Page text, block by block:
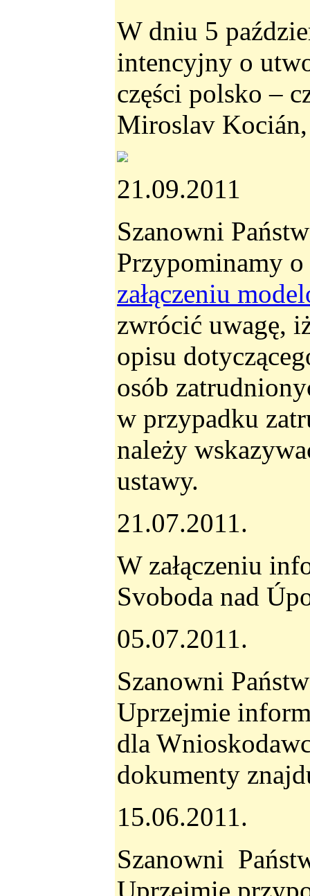
W dniu 5
intencyjny o
części polsko –
Miroslav
21.09.2011
Szanowni
Przypominamy
załączeniu
zwrócić uwagę,
opisu
osób
w przypadku
należy
ustawy.
21.07.2011.
W załączeniu
Svoboda nad
05.07.2011.
Szanowni
Uprzejmie
dla
dokumenty
15.06.2011.
Szanowni